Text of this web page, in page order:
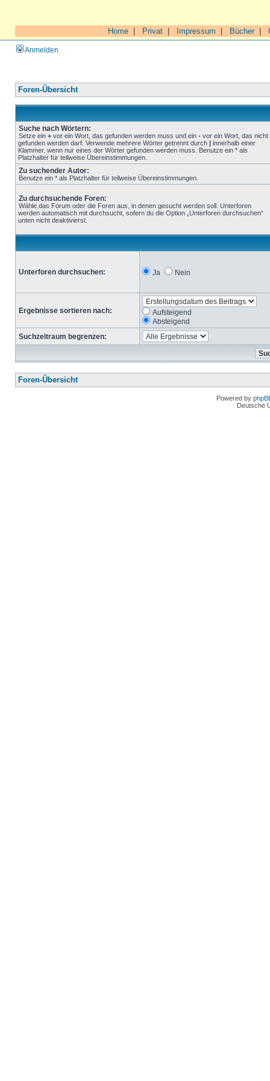
Home Privat Impressum Bücher|
Anmelden
Foren-Übersicht
Suche nach Wörtern:
Setze ein + vor ein Wort, das gefunden werden muss und ein - vor ein Wort, das nicht
gefunden werden darf. Verwende mehrere Wörter getrennt durch | innerhalb einer
Klammer, wenn nur eines der Wörter gefunden werden muss. Benutze ein * als
Platzhalter für teilweise Übereinstimmungen.
Zu suchender Autor:
Benutze ein * als Platzhalter für teilweise Übereinstimmungen.
Zu durchsuchende Foren:
Wähle das Forum oder die Foren aus, in denen gesucht werden soll. Unterforen
werden automatisch mit durchsucht, sofern du die Option „Unterforen durchsuchen“
unten nicht deaktivierst.
Unterforen durchsuchen: Ja Nein
Ergebnisse sortieren nach:
Aufsteigend
Absteigend
Suchzeitraum begrenzen:
Foren-Übersicht
Powered by
Deutsche